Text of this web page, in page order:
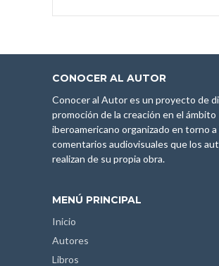
CONOCER AL AUTOR
Conocer al Autor es un proyecto de
promoción de la creación en el ámbito
iberoamericano organizado en torno a
comentarios audiovisuales que los
realizan de su propia obra.
MENÚ PRINCIPAL
Inicio
Autores
Libros